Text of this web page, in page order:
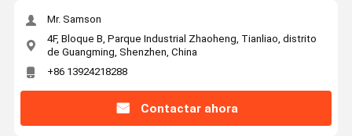
Mr. Samson
4F, Bloque B, Parque Industrial Zhaoheng, Tianliao, distrito
de Guangming, Shenzhen, China
+86 13924218288
Contactar ahora